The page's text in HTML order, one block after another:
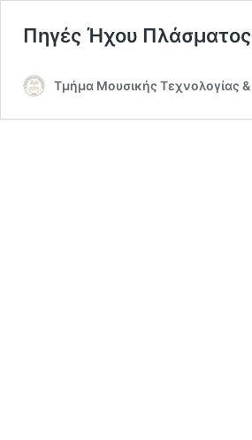
Πηγές Ήχου
Τμήμα Μουσικής Τεχνολογίας